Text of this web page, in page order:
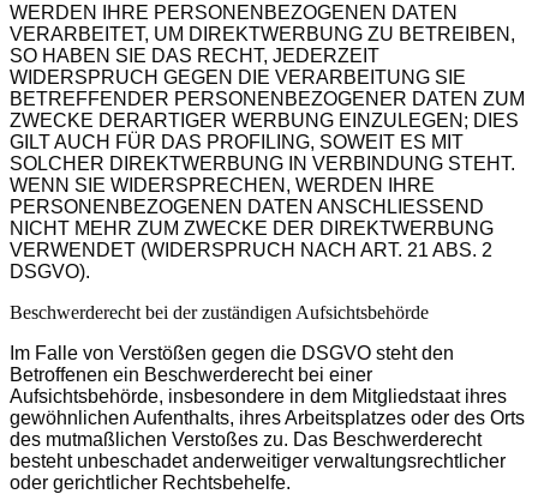
WERDEN IHRE PERSONENBEZOGENEN DATEN
VERARBEITET, UM DIREKTWERBUNG ZU BETREIBEN,
SO HABEN SIE DAS RECHT, JEDERZEIT
WIDERSPRUCH GEGEN DIE VERARBEITUNG SIE
BETREFFENDER PERSONENBEZOGENER DATEN ZUM
ZWECKE DERARTIGER WERBUNG EINZULEGEN; DIES
GILT AUCH FÜR DAS PROFILING, SOWEIT ES MIT
SOLCHER DIREKTWERBUNG IN VERBINDUNG STEHT.
WENN SIE WIDERSPRECHEN, WERDEN IHRE
PERSONENBEZOGENEN DATEN ANSCHLIESSEND
NICHT MEHR ZUM ZWECKE DER DIREKTWERBUNG
VERWENDET (WIDERSPRUCH NACH ART. 21 ABS. 2
DSGVO).
Beschwerde­recht bei der zuständigen Aufsichts­behörde
Im Falle von Verstößen gegen die DSGVO steht den
Betroffenen ein Beschwerderecht bei einer
Aufsichtsbehörde, insbesondere in dem Mitgliedstaat ihres
gewöhnlichen Aufenthalts, ihres Arbeitsplatzes oder des Orts
des mutmaßlichen Verstoßes zu. Das Beschwerderecht
besteht unbeschadet anderweitiger verwaltungsrechtlicher
oder gerichtlicher Rechtsbehelfe.